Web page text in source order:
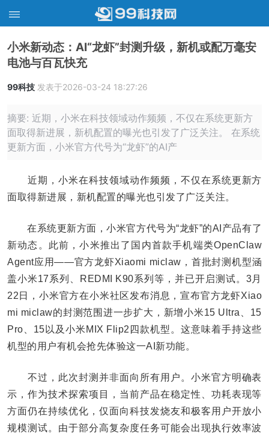
小米新动态：AI“龙虾”封测升级，新机或配万毫安
电池与百瓦快充
99科技 发表于2026-03-24 18:27:26
摘要: 近期，小米在科技领域动作频频，不仅在系统更新方
面取得新进展，新机配置的曝光也引发了广泛关注。 在系统
更新方面，小米官方代号为“龙虾”的AI产
近期，小米在科技领域动作频频，不仅在系统更新方
面取得新进展，新机配置的曝光也引发了广泛关注。
在系统更新方面，小米官方代号为“龙虾”的AI产品有了
新动态。此前，小米推出了国内首款手机端类OpenClaw
Agent应用——官方龙虾Xiaomi miclaw，首批封测机型涵
盖小米17系列、REDMI K90系列等，并已开启测试。3月
22日，小米官方在小米社区发布消息，宣布官方龙虾Xiao
mi miclaw的封测范围进一步扩大，新增小米15 Ultra、15
Pro、15以及小米MIX Flip2四款机型。这意味着手持这些
机型的用户有机会抢先体验这一AI新功能。
不过，此次封测并非面向所有用户。小米官方明确表
示，作为技术探索项目，当前产品在稳定性、功耗表现等
方面仍在持续优化，仅面向科技发烧友和极客用户开放小
规模测试。由于部分高复杂度任务可能会出现执行效率波